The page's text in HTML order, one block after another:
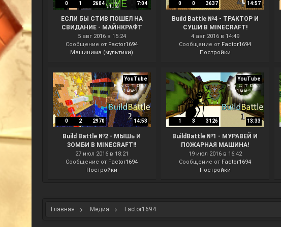
0 1 2604 7:04
ЕСЛИ БЫ СТИВ ПОШЕЛ НА
СВИДАНИЕ - МАЙНКРАФТ
МАШИНИМА
5 авг 2016 в 15:24
Сообщение от Factor1694
Машинима (мультики)
0 0 3637 14:57
Build Battle №4 - ТРАКТОР И
СУШИ В MINECRAFT!
4 авг 2016 в 14:49
Сообщение от Factor1694
Постройки
YouTube
0 2 2970 14:53
Build Battle №2 - МЫШь И
ЗОМБИ В MINECRAFT!!
27 июл 2016 в 18:21
Сообщение от Factor1694
Постройки
YouTube
1 3 3126 13:33
BuildBattle №1 - МУРАВЕЙ И
ПОЖАРНАЯ МАШИНА!
19 июл 2016 в 16:42
Сообщение от Factor1694
Постройки
Главная Медиа Factor1694